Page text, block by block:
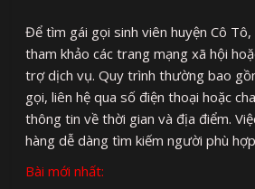
Để tìm gái gọi sinh viên huyện Cô
tham khảo các trang mạng xã hội
trợ dịch vụ. Quy trình thường bao
gọi, liên hệ qua số điện thoại hoặc
thông tin về thời gian và địa điểm.
hàng dễ dàng tìm kiếm người phù
Bài mới nhất: